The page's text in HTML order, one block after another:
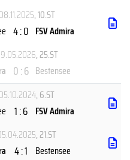
, 10.ST
4 : 0 FSV Admira
, 25.ST
0 : 6 Bestensee
, 6.ST
1 : 6 FSV Admira
, 21.ST
4 : 1 Bestensee